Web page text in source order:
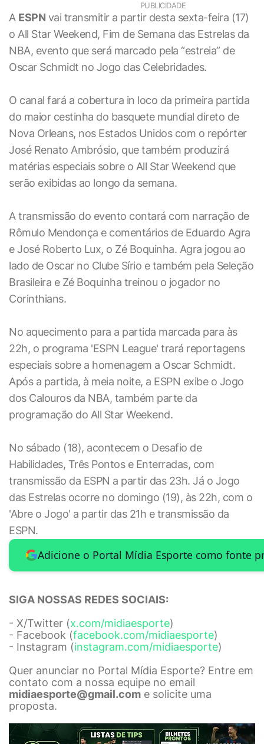
PUBLICIDADE
A ESPN vai transmitir a partir desta sexta-feira (17)
o All Star Weekend, Fim de Semana das Estrelas da
NBA, evento que será marcado pela “estreia” de
Oscar Schmidt no Jogo das Celebridades.
O canal fará a cobertura in loco da primeira partida
do maior cestinha do basquete mundial direto de
Nova Orleans, nos Estados Unidos com o repórter
José Renato Ambrósio, que também produzirá
matérias especiais sobre o All Star Weekend que
serão exibidas ao longo da semana.
A transmissão do evento contará com narração de
Rômulo Mendonça e comentários de Eduardo Agra
e José Roberto Lux, o Zé Boquinha. Agra jogou ao
lado de Oscar no Clube Sírio e também pela Seleção
Brasileira e Zé Boquinha treinou o jogador no
Corinthians.
No aquecimento para a partida marcada para às
22h, o programa 'ESPN League' trará reportagens
especiais sobre a homenagem a Oscar Schmidt.
Após a partida, à meia noite, a ESPN exibe o Jogo
dos Calouros da NBA, também parte da
programação do All Star Weekend.
No sábado (18), acontecem o Desafio de
Habilidades, Três Pontos e Enterradas, com
transmissão da ESPN a partir das 23h. Já o Jogo
das Estrelas ocorre no domingo (19), às 22h, com o
'Abre o Jogo' a partir das 21h e transmissão da
ESPN.
Adicione o Portal Mídia Esporte como fonte
SIGA NOSSAS REDES SOCIAIS:
- X/Twitter (x.com/midiaesporte)
- Facebook (facebook.com/midiaesporte)
- Instagram (instagram.com/midiaesporte)
Quer anunciar no Portal Mídia Esporte? Entre em
contato com a nossa equipe no email
midiaesporte@gmail.com e solicite uma
proposta.